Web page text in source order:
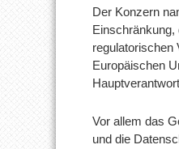
Der Konzern
Einschränkung,
regulatorischen
Europäischen
Vor allem das
und die